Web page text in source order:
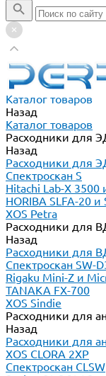
Каталог товаров
Назад
Каталог товаров
Расходники для
Назад
Расходники для
Спектроскан S
Hitachi Lab-X 3500
HORIBA SLFA-20 и
XOS Petra
Расходники для
Назад
Расходники для
Спектроскан SW-
Rigaku Mini-Z и
TANAKA FX-700
XOS Sindie
Расходники для
Назад
Расходники для
XOS CLORA 2XP
Спектроскан CLSW